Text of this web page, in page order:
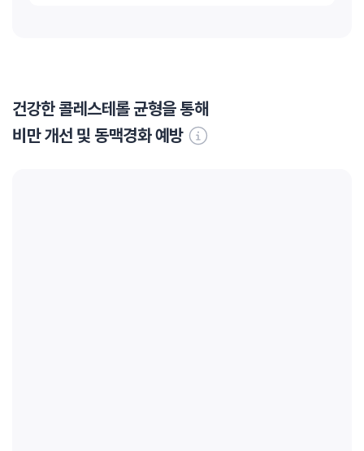
건강한 콜레스테롤 균형을 통해
비만 개선 및 동맥경화 예방